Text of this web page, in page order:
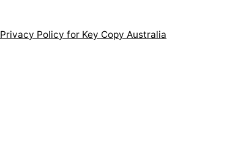
Privacy Policy for Key Copy Australia